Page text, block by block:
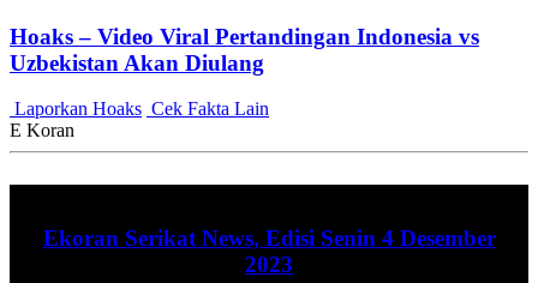
Hoaks – Video Viral Pertandingan Indonesia vs
Uzbekistan Akan Diulang
Laporkan Hoaks Cek Fakta Lain
E Koran
Ekoran Serikat News, Edisi Senin 4 Desember
2023